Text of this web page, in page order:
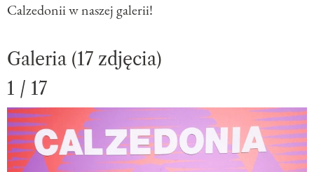
Calzedonii w naszej galerii!
Galeria (17 zdjęcia)
1 / 17